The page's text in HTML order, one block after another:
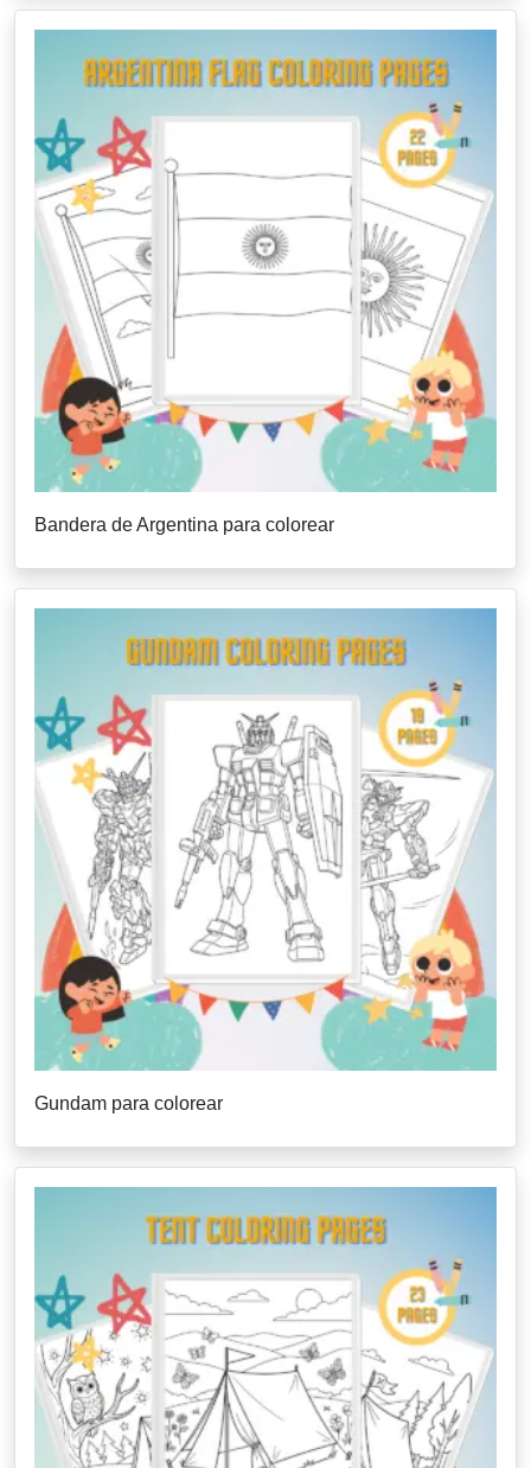
Bandera de Argentina para colorear
Gundam para colorear